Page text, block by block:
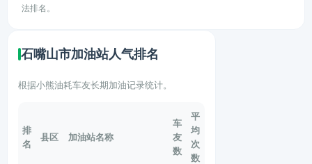
法排名。
石嘴山市加油站人气排名
根据小熊油耗车友长期加油记录统计。
排
名
县区 加油站名称
车
友
数
平
均
次
数